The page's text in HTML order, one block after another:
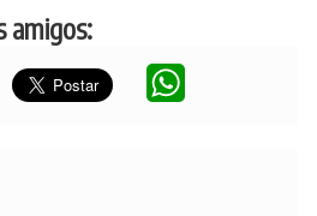
amigos: